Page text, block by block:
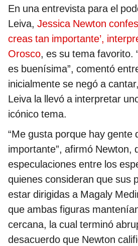
En una entrevista para el
Leiva, Jessica Newton
creas tan importante’,
Orosco, es su tema favorito.
es buenísima”, comentó
inicialmente se negó a
Leiva la llevó a interpretar
icónico tema.
“Me gusta porque hay gente
importante”, afirmó Newton,
especulaciones entre los
quienes consideran que sus
estar dirigidas a Magaly
que ambas figuras
cercana, la cual terminó
desacuerdo que Newton